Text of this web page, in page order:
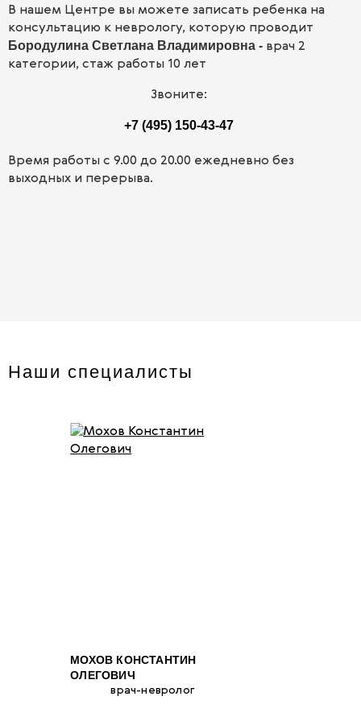
В нашем Центре вы можете записать ребенка на
консультацию к неврологу, которую проводит
Бородулина Светлана Владимировна - врач 2
категории, стаж работы 10 лет
Звоните:
+7 (495) 150-43-47
Время работы с 9.00 до 20.00 ежедневно без
выходных и перерыва.
Наши специалисты
МОХОВ КОНСТАНТИН
ОЛЕГОВИЧ
врач-невролог